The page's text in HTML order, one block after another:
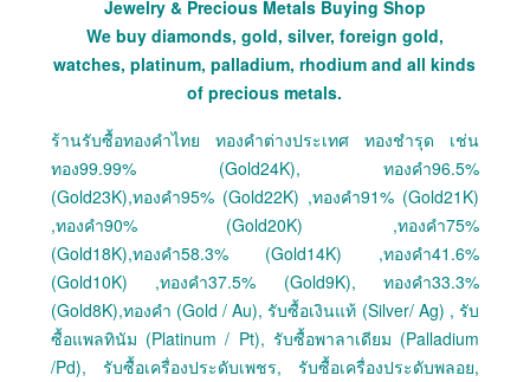
Jewelry & Precious Metals Buying Shop
We buy diamonds, gold, silver, foreign gold,
watches, platinum, palladium, rhodium and all kinds
of precious metals.
ร้านรับซื้อทองคำไทย ทองคำต่างประเทศ ทองชำรุด เช่น
ทอง99.99% (Gold24K), ทองคำ96.5%
(Gold23K),ทองคำ95% (Gold22K) ,ทองคำ91% (Gold21K)
,ทองคำ90% (Gold20K) ,ทองคำ75%
(Gold18K),ทองคำ58.3% (Gold14K) ,ทองคำ41.6%
(Gold10K) ,ทองคำ37.5% (Gold9K), ทองคำ33.3%
(Gold8K),ทองคำ (Gold / Au), รับซื้อเงินแท้ (Silver/ Ag) , รับ
ซื้อแพลทินัม (Platinum / Pt), รับซื้อพาลาเดียม (Palladium
/Pd), รับซื้อเครื่องประดับเพชร, รับซื้อเครื่องประดับพลอย,